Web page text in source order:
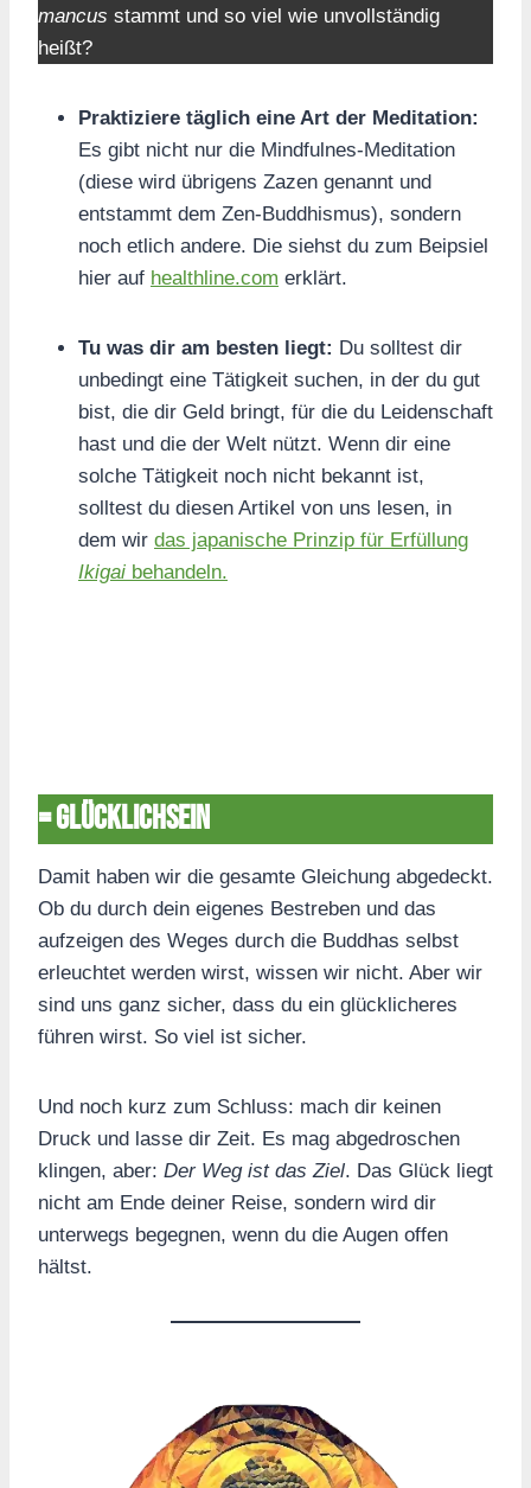
mancus stammt und so viel wie unvollständig
heißt?
Praktiziere täglich eine Art der Meditation:
Es gibt nicht nur die Mindfulnes-Meditation
(diese wird übrigens Zazen genannt und
entstammt dem Zen-Buddhismus), sondern
noch etlich andere. Die siehst du zum Beipsiel
hier auf healthline.com erklärt.
Tu was dir am besten liegt: Du solltest dir
unbedingt eine Tätigkeit suchen, in der du gut
bist, die dir Geld bringt, für die du Leidenschaft
hast und die der Welt nützt. Wenn dir eine
solche Tätigkeit noch nicht bekannt ist,
solltest du diesen Artikel von uns lesen, in
dem wir das japanische Prinzip für Erfüllung
Ikigai behandeln.
= Glücklichsein
Damit haben wir die gesamte Gleichung abgedeckt.
Ob du durch dein eigenes Bestreben und das
aufzeigen des Weges durch die Buddhas selbst
erleuchtet werden wirst, wissen wir nicht. Aber wir
sind uns ganz sicher, dass du ein glücklicheres
führen wirst. So viel ist sicher.
Und noch kurz zum Schluss: mach dir keinen
Druck und lasse dir Zeit. Es mag abgedroschen
klingen, aber: Der Weg ist das Ziel. Das Glück liegt
nicht am Ende deiner Reise, sondern wird dir
unterwegs begegnen, wenn du die Augen offen
hältst.